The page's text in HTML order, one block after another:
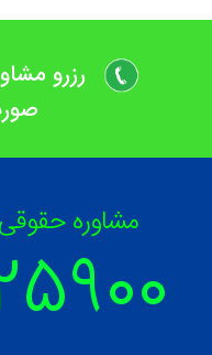
رزرو
صورت ۲۴
مشاوره حقوقی تلفنی ۲۴
۰۰